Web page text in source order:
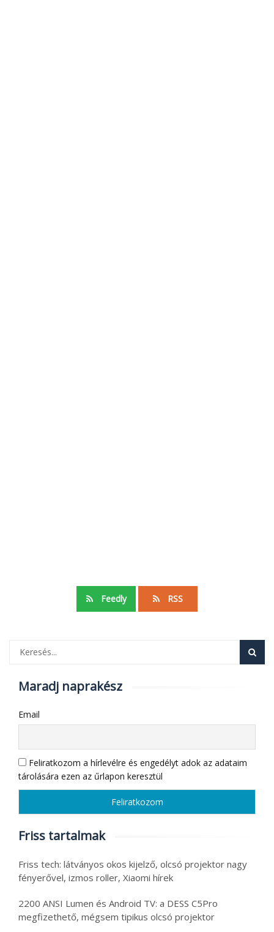
Feedly RSS
Maradj naprakész
Email
Feliratkozom a hírlevélre és engedélyt adok az adataim
tárolására ezen az űrlapon keresztül
Friss tartalmak
Friss tech: látványos okos kijelző, olcsó projektor nagy
fényerővel, izmos roller, Xiaomi hírek
2200 ANSI Lumen és Android TV: a DESS C5Pro
megfizethető, mégsem tipikus olcsó projektor